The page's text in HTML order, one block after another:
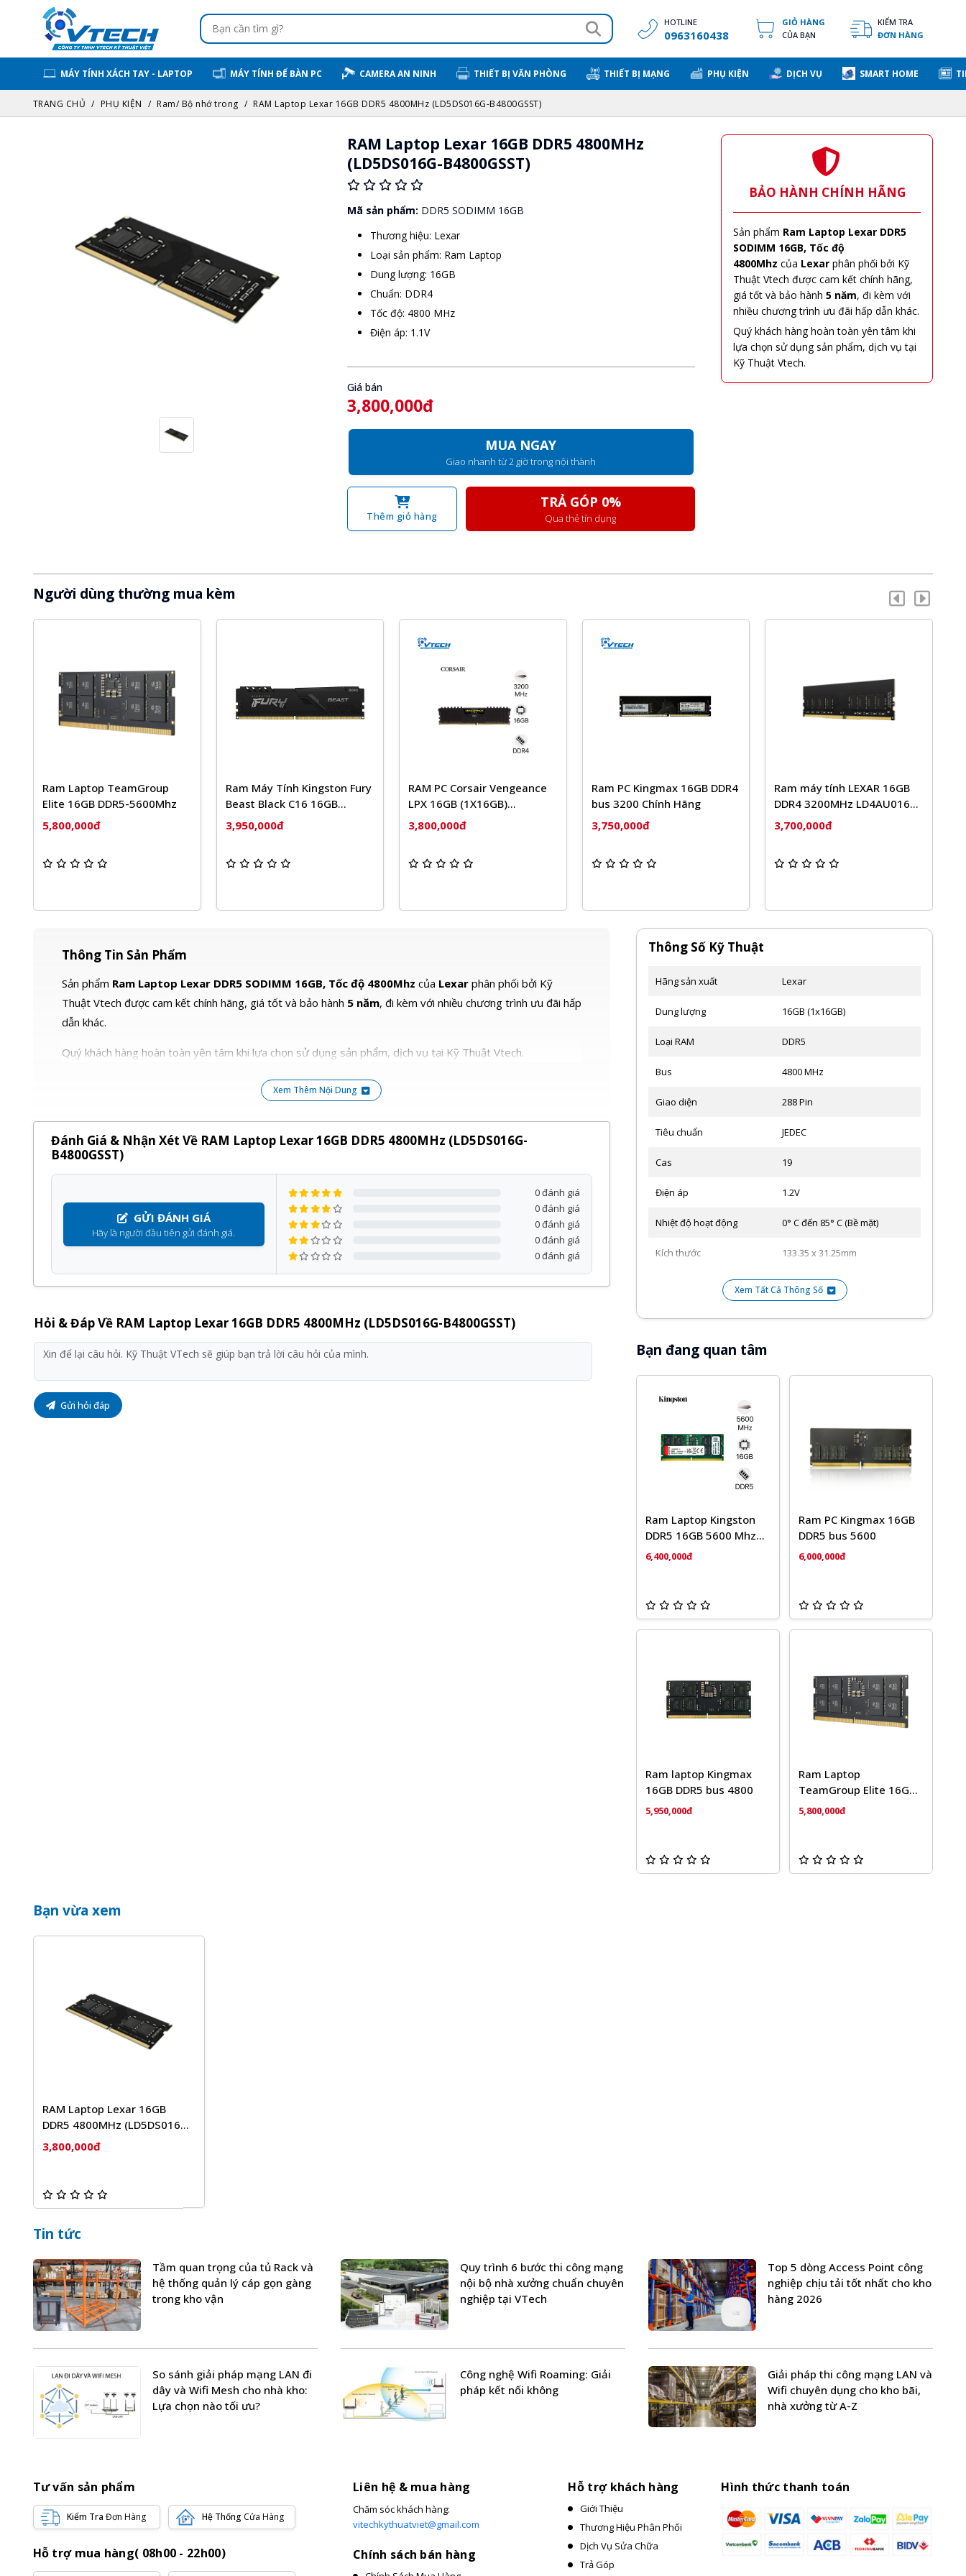
HOTLINE
0963160438
GIỎ HÀNG
CỦA BẠN
KIỂM TRA
ĐƠN HÀNG
MÁY TÍNH XÁCH TAY - LAPTOP MÁY TÍNH ĐỂ BÀN PC CAMERA AN NINH THIẾT BỊ VĂN PHÒNG THIẾT BỊ MẠNG PHỤ KIỆN DỊCH VỤ SMART HOME
TRANG CHỦ PHỤ KIỆN Ram/ Bộ nhớ trong RAM Laptop Lexar 16GB DDR5 4800MHz (LD5DS016G-B4800GSST)
RAM Laptop Lexar 16GB DDR5 4800MHz
(LD5DS016G-B4800GSST)
Mã sản phẩm: DDR5 SODIMM 16GB
Thương hiệu: Lexar
Loại sản phẩm: Ram Laptop
Dung lượng: 16GB
Chuẩn: DDR4
Tốc độ: 4800 MHz
Điện áp: 1.1V
Giá bán
3,800,000đ
MUA NGAY
Giao nhanh từ 2 giờ trong nội thành
Thêm giỏ hàng
TRẢ GÓP 0%
Qua thẻ tín dụng
BẢO HÀNH CHÍNH HÃNG
Sản phẩm Ram Laptop Lexar DDR5
SODIMM 16GB, Tốc độ
4800Mhzcủa Lexarphân phối bởi Kỹ
Thuật Vtech được cam kết chính hãng,
giá tốt và bảo hành5 năm, đi kèm với
nhiều chương trình ưu đãi hấp dẫn khác.
Quý khách hàng hoàn toàn yên tâm khi
lựa chọn sử dụng sản phẩm, dịch vụ tại
Kỹ Thuật Vtech.
Người dùng thường mua kèm
Ram Máy Tính Kingston Fury
Beast Black C16 16GB
3200MHz DDR4
KF432C16BB/16
3,950,000đ
RAM PC Corsair Vengeance
LPX 16GB (1X16GB)
3200MHz DDR4 C16
3,800,000đ
Ram PC Kingmax 16GB DDR4
bus 3200 Chính Hãng
3,750,000đ
Ram máy tính LEXAR 16GB
DDR4 3200MHz LD4AU016G-
B3200GSST
3,700,000đ
RAM PC VSP DDR4 16GB -
3200MHz
3,600,000đ
Thông Tin Sản Phẩm
Sản phẩm Ram Laptop Lexar DDR5 SODIMM 16GB, Tốc độ 4800Mhz của Lexar phân phối bởi Kỹ
Thuật Vtech được cam kết chính hãng, giá tốt và bảo hành 5 năm, đi kèm với nhiều chương trình ưu đãi hấp
dẫn khác.
Quý khách hàng hoàn toàn yên tâm khi lựa chọn sử dụng sản phẩm, dịch vụ tại Kỹ Thuật Vtech.
Xem Thêm Nội Dung
Đánh Giá & Nhận Xét Về RAM Laptop Lexar 16GB DDR5 4800MHz (LD5DS016G-
B4800GSST)
GỬI ĐÁNH GIÁ
Hãy là người đầu tiên gửi đánh giá.
0 đánh giá
0 đánh giá
0 đánh giá
0 đánh giá
0 đánh giá
Hỏi & Đáp Về RAM Laptop Lexar 16GB DDR5 4800MHz (LD5DS016G-B4800GSST)
Gửi hỏi đáp
Thông Số Kỹ Thuật
Hãng sản xuất Lexar
Dung lượng 16GB (1x16GB)
Loại RAM DDR5
Bus 4800 MHz
Giao diện 288 Pin
Tiêu chuẩn JEDEC
Cas 19
Điện áp 1.2V
Nhiệt độ hoạt động 0° C đến 85° C (Bề mặt)
Kích thước 133.35 x 31.25mm
Không
Xem Tất Cả Thông Số
Bạn đang quan tâm
Ram Laptop Kingston
DDR5 16GB 5600 Mhz
CL46
6,400,000đ
Ram PC Kingmax 16GB
DDR5 bus 5600
6,000,000đ
Ram laptop Kingmax
16GB DDR5 bus 4800
5,950,000đ
Ram Laptop
TeamGroup Elite 16GB
DDR5-5600Mhz
5,800,000đ
Bạn vừa xem
RAM Laptop Lexar 16GB
DDR5 4800MHz (LD5DS016G-
B4800GSST)
3,800,000đ
Tin tức
Tầm quan trọng của tủ Rack và
hệ thống quản lý cáp gọn gàng
trong kho vận
Quy trình 6 bước thi công mạng
nội bộ nhà xưởng chuẩn chuyên
nghiệp tại VTech
Top 5 dòng Access Point công
nghiệp chịu tải tốt nhất cho kho
hàng 2026
So sánh giải pháp mạng LAN đi
dây và Wifi Mesh cho nhà kho:
Lựa chọn nào tối ưu?
Công nghệ Wifi Roaming: Giải
pháp kết nối không
Giải pháp thi công mạng LAN và
Wifi chuyên dụng cho kho bãi,
nhà xưởng từ A-Z
Tư vấn sản phẩm
Kiểm Tra Đơn Hàng Hệ Thống Cửa Hàng
Hỗ trợ mua hàng( 08h00 - 22h00)
Liên hệ & mua hàng
Chăm sóc khách hàng:
vitechkythuatviet@gmail.com
Chính sách bán hàng
Hỗ trợ khách hàng
Giới Thiệu
Thương Hiệu Phân Phối
Dịch Vụ Sửa Chữa
Trả Góp
Hình thức thanh toán